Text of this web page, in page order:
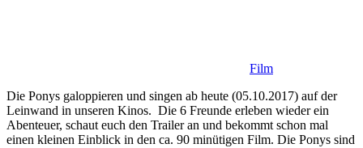
Film
Die Ponys galoppieren und singen ab heute (05.10.2017) auf der
Leinwand in unseren Kinos. Die 6 Freunde erleben wieder ein
Abenteuer, schaut euch den Trailer an und bekommt schon mal
einen kleinen Einblick in den ca. 90 minütigen Film. Die Ponys sind